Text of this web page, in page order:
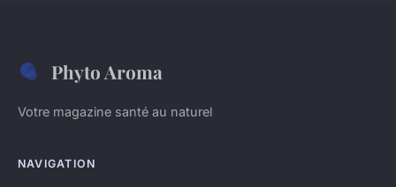
Phyto Aroma
Votre magazine santé au naturel
NAVIGATION